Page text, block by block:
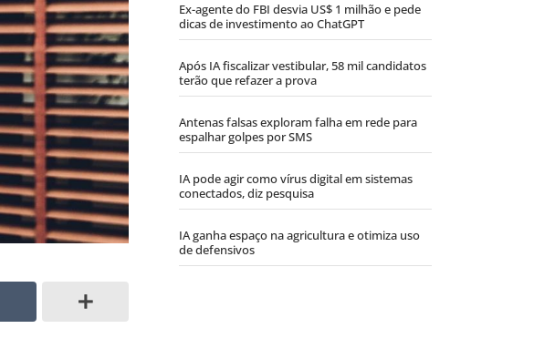
Ex-agente do FBI desvia US$ 1 milhão e pede
dicas de investimento ao ChatGPT
Após IA fiscalizar vestibular, 58 mil candidatos
terão que refazer a prova
Antenas falsas exploram falha em rede para
espalhar golpes por SMS
IA pode agir como vírus digital em sistemas
conectados, diz pesquisa
IA ganha espaço na agricultura e otimiza uso
de defensivos